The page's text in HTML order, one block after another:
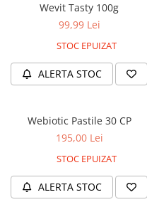
Hainute
Lemne si coarne de cerb sau
caprior
Perii si Piepteni
Produse Igiena si Ingrijire
Saltele cu efect de racire
Suplimente
Wevit Tasty 100g
99,99 Lei
STOC EPUIZAT
ALERTA STOC
Webiotic Pastile 30 CP
195,00 Lei
STOC EPUIZAT
ALERTA STOC